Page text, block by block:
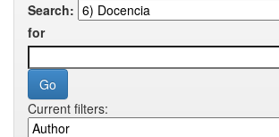
Search:
for
Current filters: